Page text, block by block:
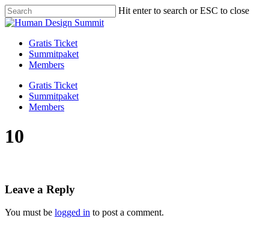
Skip
to
content
Hit enter to search or ESC to close
Close
Menu
Gratis Ticket
Summitpaket
Members
Gratis Ticket
Summitpaket
Members
10
Leave a Reply
You must be logged in to post a comment.